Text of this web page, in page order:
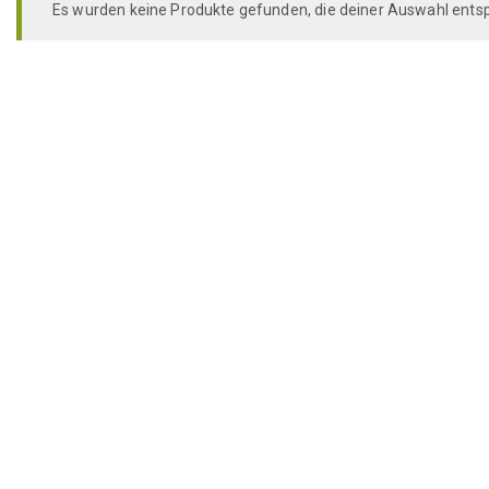
Es wurden keine Produkte gefunden, die deiner Auswahl